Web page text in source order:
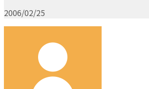
2006/02/25